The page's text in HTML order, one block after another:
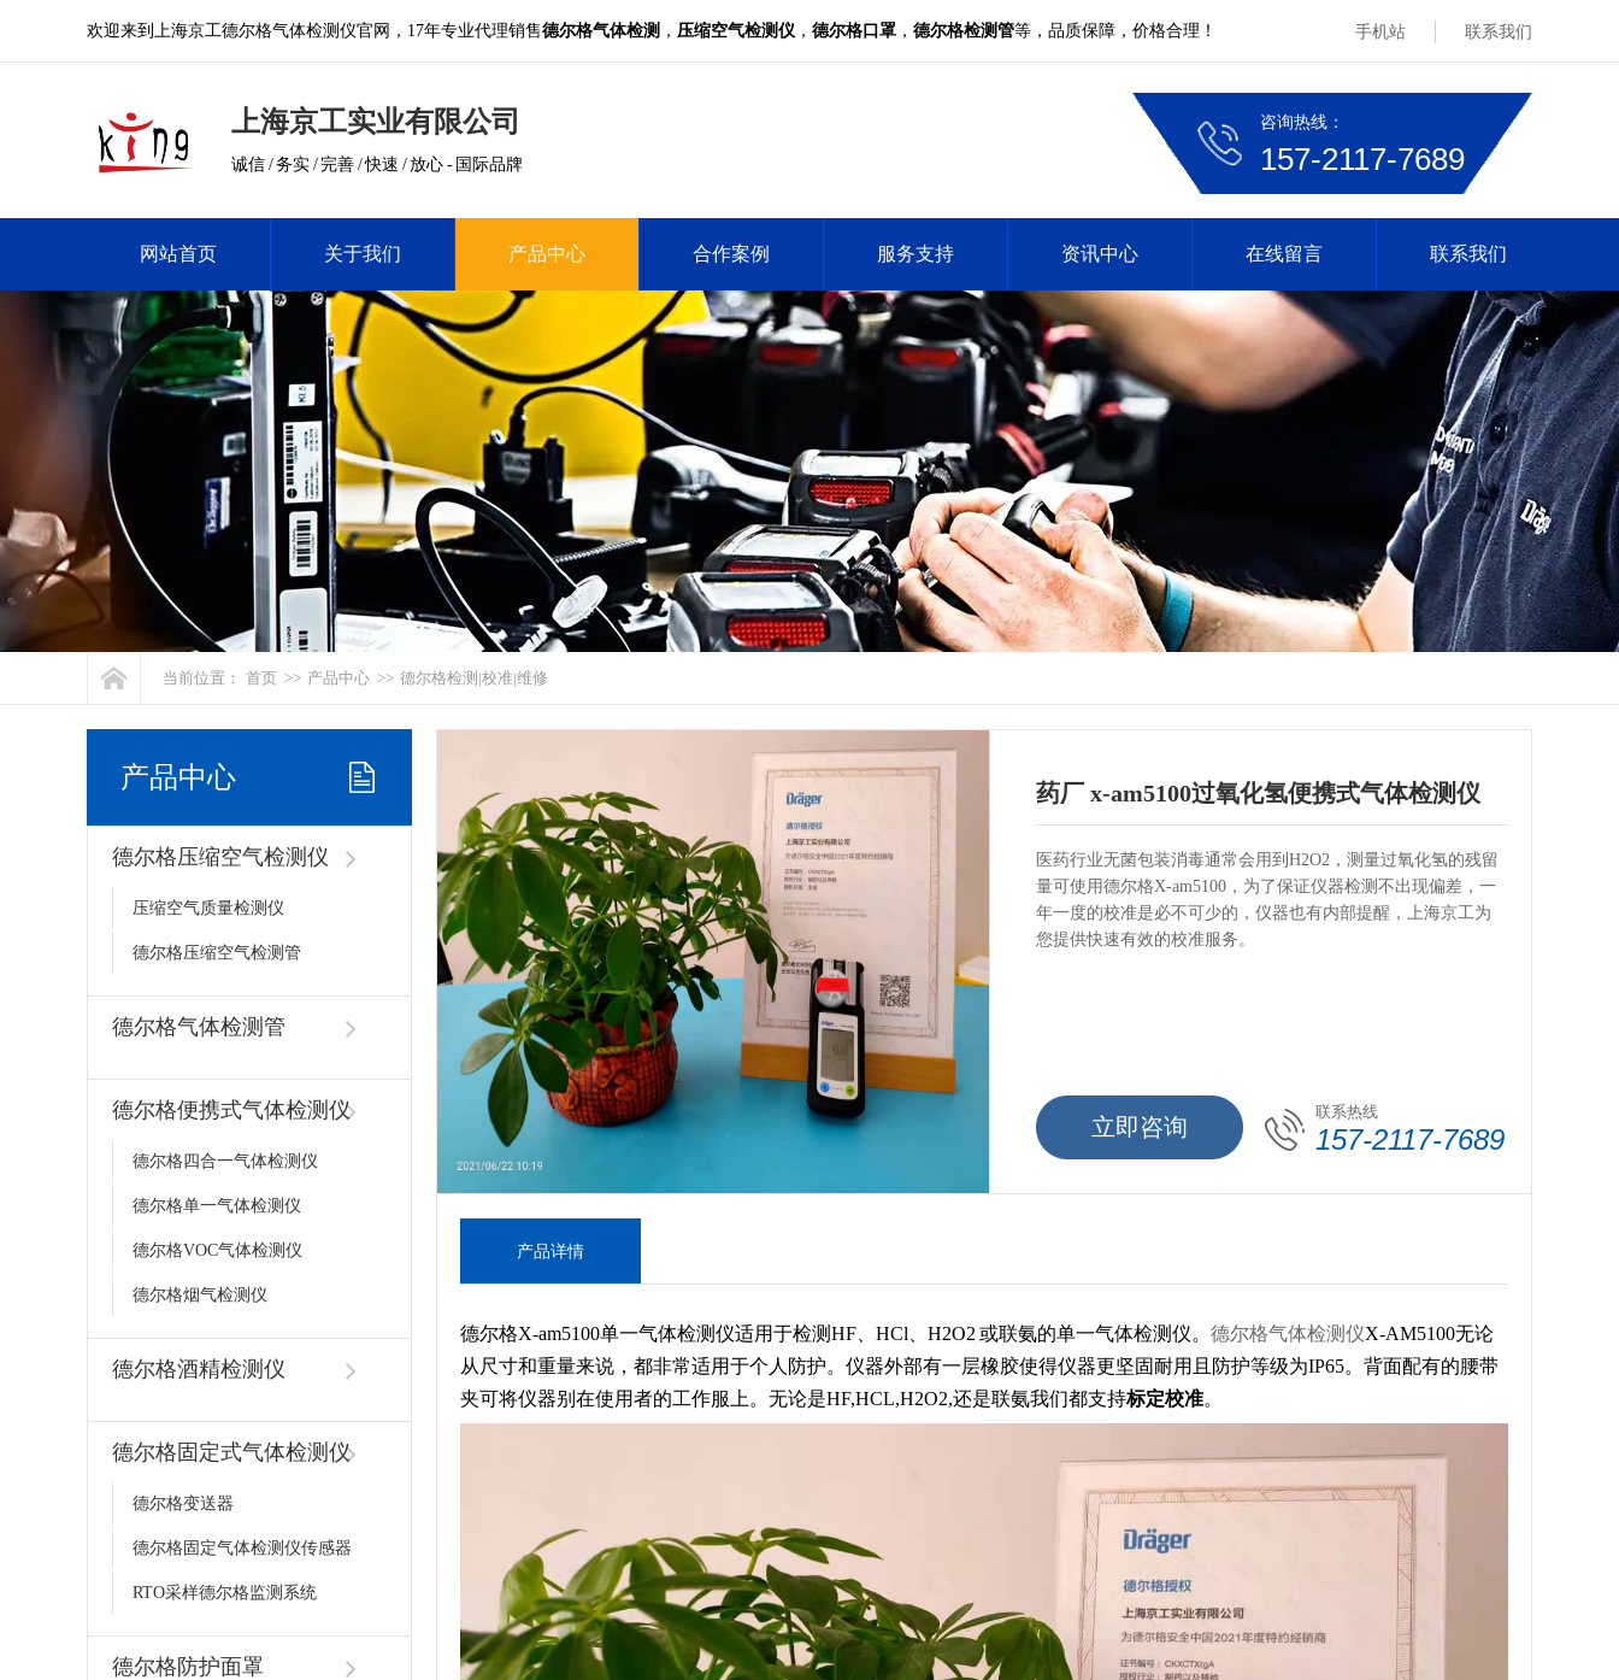
欢迎来到上海京工德尔格气体检测仪官网，17年专业代理销售德尔格气体检测 ， 压缩空气检测仪 ， 德尔格口罩 ， 德尔格检测管等，品质保障，价格合理！ 手机站 联系我们
上海京工实业有限公司
诚信 / 务实 / 完善 / 快速 / 放心 - 国际品牌
咨询热线：
157-2117-7689
网站首页 关于我们 产品中心 合作案例 服务支持 资讯中心 在线留言 联系我们
当前位置： 首页 >> 产品中心 >> 德尔格检测|校准|维修
产品中心
德尔格压缩空气检测仪
压缩空气质量检测仪
德尔格压缩空气检测管
德尔格气体检测管
德尔格便携式气体检测仪
德尔格四合一气体检测仪
德尔格单一气体检测仪
德尔格VOC气体检测仪
德尔格烟气检测仪
德尔格酒精检测仪
德尔格固定式气体检测仪
德尔格变送器
德尔格固定气体检测仪传感器
RTO采样德尔格监测系统
德尔格防护面罩
药厂 x-am5100过氧化氢便携式气体检测仪
校准维护
医药行业无菌包装消毒通常会用到H2O2，测量过氧化氢的残留
量可使用德尔格X-am5100，为了保证仪器检测不出现偏差，一
年一度的校准是必不可少的，仪器也有内部提醒，上海京工为
您提供快速有效的校准服务。
立即咨询
联系热线
157-2117-7689
产品详情
德尔格X-am5100单一气体检测仪适用于检测HF、HCl、H2O2 或联氨的单一气体检测仪。 德尔格气体检测仪X-AM5100无论
从尺寸和重量来说，都非常适用于个人防护。仪器外部有一层橡胶使得仪器更坚固耐用且防护等级为IP65。背面配有的腰带
夹可将仪器别在使用者的工作服上。无论是HF,HCL,H2O2,还是联氨我们都支持标定校准。